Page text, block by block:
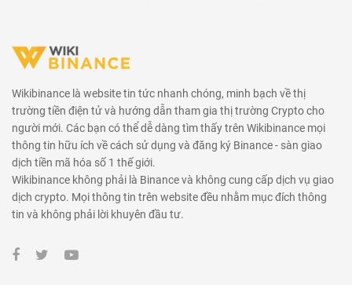
Wikibinance là website tin tức nhanh chóng, minh bạch về thị
trường tiền điện tử và hướng dẫn tham gia thị trường Crypto cho
người mới. Các bạn có thể dễ dàng tìm thấy trên Wikibinance mọi
thông tin hữu ích về cách sử dụng và đăng ký Binance - sàn giao
dịch tiền mã hóa số 1 thế giới.
Wikibinance không phải là Binance và không cung cấp dịch vụ giao
dịch crypto. Mọi thông tin trên website đều nhằm mục đích thông
tin và không phải lời khuyên đầu tư.